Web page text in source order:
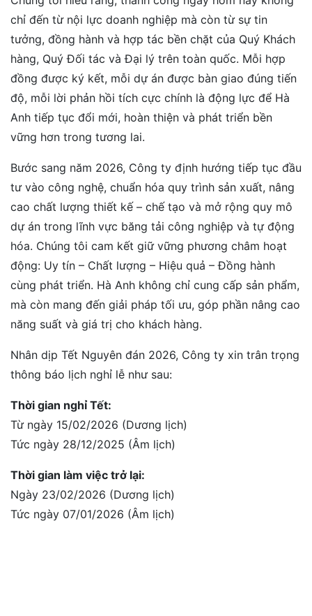
chỉ đến từ nội lực doanh nghiệp mà còn từ sự tin
tưởng, đồng hành và hợp tác bền chặt của Quý Khách
hàng, Quý Đối tác và Đại lý trên toàn quốc. Mỗi hợp
đồng được ký kết, mỗi dự án được bàn giao đúng tiến
độ, mỗi lời phản hồi tích cực chính là động lực để Hà
Anh tiếp tục đổi mới, hoàn thiện và phát triển bền
vững hơn trong tương lai.
Bước sang năm 2026, Công ty định hướng tiếp tục đầu
tư vào công nghệ, chuẩn hóa quy trình sản xuất, nâng
cao chất lượng thiết kế – chế tạo và mở rộng quy mô
dự án trong lĩnh vực băng tải công nghiệp và tự động
hóa. Chúng tôi cam kết giữ vững phương châm hoạt
động: Uy tín – Chất lượng – Hiệu quả – Đồng hành
cùng phát triển. Hà Anh không chỉ cung cấp sản phẩm,
mà còn mang đến giải pháp tối ưu, góp phần nâng cao
năng suất và giá trị cho khách hàng.
Nhân dịp Tết Nguyên đán 2026, Công ty xin trân trọng
thông báo lịch nghỉ lễ như sau:
Thời gian nghỉ Tết:
Từ ngày 15/02/2026 (Dương lịch)
Tức ngày 28/12/2025 (Âm lịch)
Thời gian làm việc trở lại:
Ngày 23/02/2026 (Dương lịch)
Tức ngày 07/01/2026 (Âm lịch)